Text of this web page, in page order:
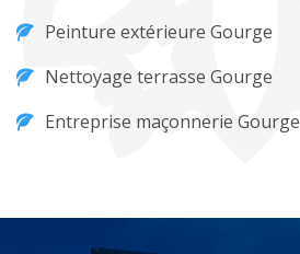
Peinture extérieure Gourge
Nettoyage terrasse Gourge
Entreprise maçonnerie Gourge